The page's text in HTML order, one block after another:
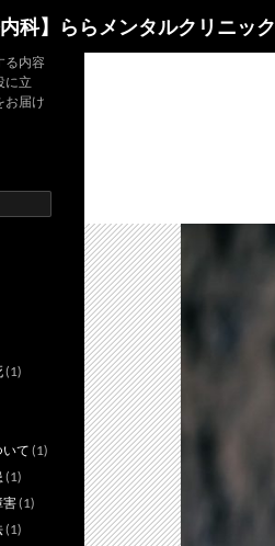
科】ららメンタルクリニック
る内容
に立
お届け
(1)
いて (1)
(1)
害(1)
(1)